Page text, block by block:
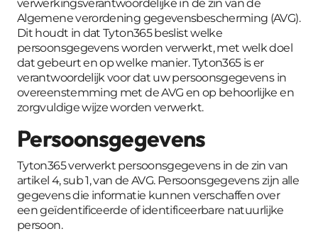
verwerkingsverantwoordelijke in de zin van de
Algemene verordening gegevensbescherming (AVG).
Dit houdt in dat Tyton365 beslist welke
persoonsgegevens worden verwerkt, met welk doel
dat gebeurt en op welke manier. Tyton365 is er
verantwoordelijk voor dat uw persoonsgegevens in
overeenstemming met de AVG en op behoorlijke en
zorgvuldige wijze worden verwerkt.
Persoonsgegevens
Tyton365 verwerkt persoonsgegevens in de zin van
artikel 4, sub 1, van de AVG. Persoonsgegevens zijn alle
gegevens die informatie kunnen verschaffen over
een geïdentificeerde of identificeerbare natuurlijke
persoon.